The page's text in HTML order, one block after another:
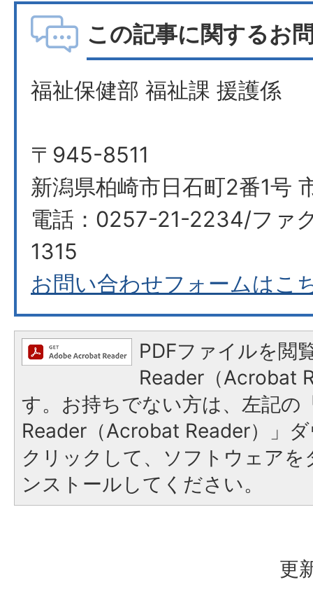
この記事に関するお
福祉保健部 福祉課 援護係
〒945-8511
新潟県柏崎市日石町2番1号
電話：0257-21-2234/ファ
1315
お問い合わせフォームはこ
PDFファイルを閲
Reader（Acrobat
す。お持ちでない方は、左記の
Reader（Acrobat Reader）」
クリックして、ソフトウェア
ンストールしてください。
更